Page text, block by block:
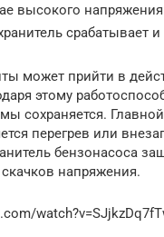
высокого напряжения
срабатывает
может прийти в
этому
сохраняется.
перегрев или
бензонасоса
напряжения.